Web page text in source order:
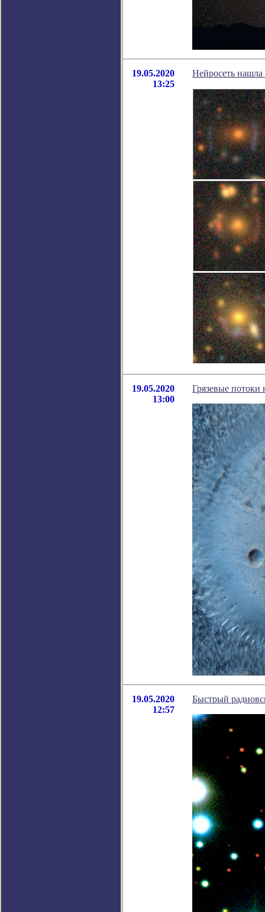
19.05.2020
13:25
Нейросеть
19.05.2020
13:00
Грязевые потоки
19.05.2020
12:57
Быстрый